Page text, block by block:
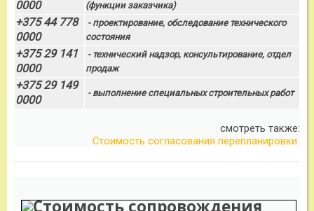
0000
(функции заказчика)
+375 44 778
0000
- проектирование, обследование технического
состояния
+375 29 141
0000
- технический надзор, консультирование, отдел
продаж
+375 29 149
0000
- выполнение специальных строительных работ
смотреть также:
Стоимость согласования перепланировки